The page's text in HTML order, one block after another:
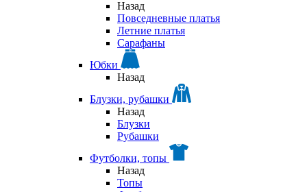
Назад
Повседневные платья
Летние платья
Сарафаны
Юбки
Назад
Блузки, рубашки
Назад
Блузки
Рубашки
Футболки, топы
Назад
Топы